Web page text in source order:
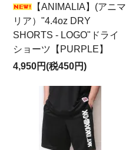
【ANIMALIA】(アニマ
リア）"4.4oz DRY
SHORTS - LOGO"ドライ
ショーツ【PURPLE】
4,950円(税450円)